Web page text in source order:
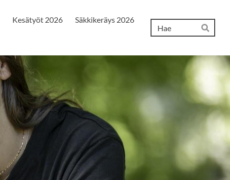
Kesätyöt 2026
Säkkikeräys 2026
Hae